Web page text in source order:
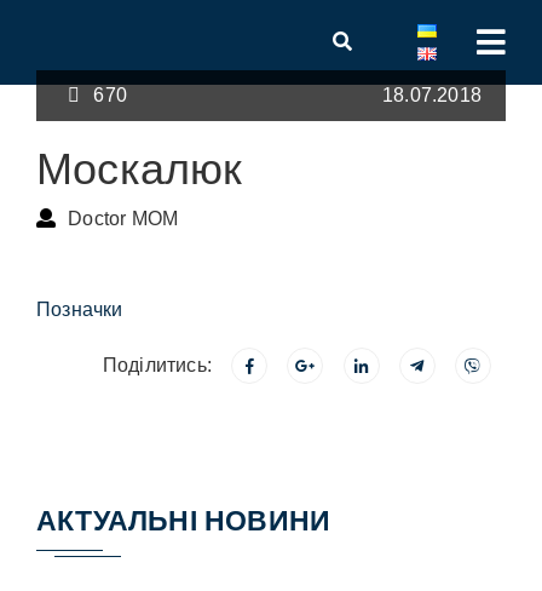
670 18.07.2018
Москалюк
Doctor MOM
Позначки
Поділитись:
АКТУАЛЬНІ НОВИНИ